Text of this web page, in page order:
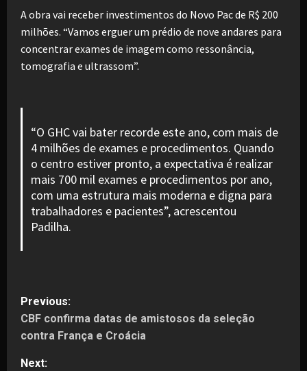
A obra vai receber investimentos do Novo Pac de R$ 200
milhões. “Vamos erguer um prédio de nove andares para
concentrar exames de imagem como ressonância,
tomografia e ultrassom”.
“O GHC vai bater recorde este ano, com mais de
4 milhões de exames e procedimentos. Quando
o centro estiver pronto, a expectativa é realizar
mais 700 mil exames e procedimentos por ano,
com uma estrutura mais moderna e digna para
trabalhadores e pacientes”, acrescentou
Padilha.
P
o
s
Previous:
CBF confirma datas de amistosos da seleção
contra França e Croácia
Next: